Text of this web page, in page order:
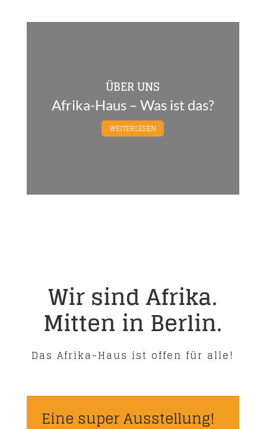
ÜBER UNS
Afrika-Haus – Was ist das?
WEITERLESEN
Wir sind Afrika.
Mitten in Berlin.
Das Afrika-Haus ist offen für alle!
Eine super Ausstellung!